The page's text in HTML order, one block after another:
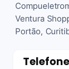
Ventura
Portão,
Telefone